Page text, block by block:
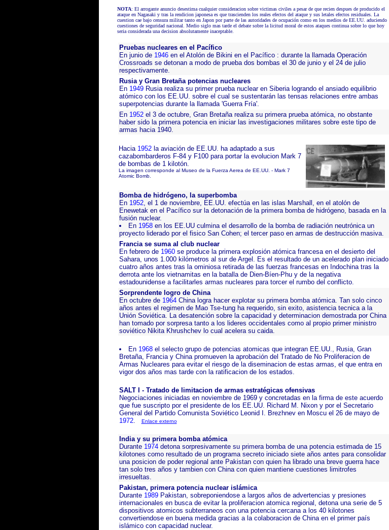
NOTA: El arrogante anuncio desestima cualquier consideracion sobre victimas civiles a pesar de que recien despues de producido el
ataque en Nagasaki y tras la rendicion japonesa es que trascienden los reales efectos del ataque y sus letales efectos residuales. La
cuestion cae bajo censura militar tanto en Japon por parte de las autoridades de ocupación como en los medios de EE.UU. aduciendo
cuestiones de seguridad nacional. Medio siglo mas tarde el debate sobre la licitud moral de estos ataques continua sobre lo que hoy
seria considerada una decision absolutamente inaceptable.
Pruebas nucleares en el Pacífico
En junio de 1946en el Atolón de Bikini en el Pacífico : durante la llamada Operación
Crossroads se detonan a modo de prueba dos bombas el 30 de junio y el 24 de julio
respectivamente.
Rusia y Gran Bretaña potencias nucleares
En 1949Rusia realiza su primer prueba nuclear en Siberia logrando el ansiado equilibrio
atómico con los EE.UU. sobre el cual se sustentarán las tensas relaciones entre ambas
superpotencias durante la llamada 'Guerra Fría'.
En 1952el 3 de octubre, Gran Bretaña realiza su primera prueba atómica, no obstante
haber sido la primera potencia en iniciar las investigaciones militares sobre este tipo de
armas hacia 1940.
Hacia 1952la aviación de EE.UU. ha adaptado a sus
cazabombarderos F-84 y F100 para portar la evolucion Mark 7
de bombas de 1 kilotón.
La imagen corresponde al Museo de la Fuerza Aerea de EE.UU. - Mark 7
Atomic Bomb.
Bomba de hidrógeno, la superbomba
En 1952, el 1 de noviembre, EE.UU. efectúa en las islas Marshall, en el atolón de
Enewetak en el Pacífico sur la detonación de la primera bomba de hidrógeno, basada en la
fusión nuclear.
En 1958en los EE.UU culmina el desarrollo de la bomba de radiación neutrónica un
proyecto liderado por el fisico San Cohen; el tercer paso en armas de destrucción masiva.
Francia se suma al club nuclear
En febrero de 1960se produce la primera explosión atómica francesa en el desierto del
Sahara, unos 1.000 kilómetros al sur de Argel. Es el resultado de un acelerado plan iniciado
cuatro años antes tras la ominiosa retirada de las fuerzas francesas en Indochina tras la
derrota ante los vietnamitas en la batalla de Dien-Bíen-Phu y de la negativa
estadounidense a facilitarles armas nucleares para torcer el rumbo del conflicto.
Sorprendente logro de China
En octubre de 1964China logra hacer explotar su primera bomba atómica. Tan solo cinco
años antes el regimen de Mao Tse-tung ha requerido, sin exito, asistencia tecnica a la
Unión Soviética. La desatención sobre la capacidad y determinacion demostrada por China
han tomado por sorpresa tanto a los lideres occidentales como al propio primer ministro
soviético Nikita Khrushchev lo cual acelera su caida.
En 1968 el selecto grupo de potencias atomicas que integran EE.UU., Rusia, Gran
Bretaña, Francia y China promueven la aprobación del Tratado de No Proliferacion de
Armas Nucleares para evitar el riesgo de la diseminacion de estas armas, el que entra en
vigor dos años mas tarde con la ratificacion de los estados.
SALT I - Tratado de limitacion de armas estratégicas ofensivas
Negociaciones iniciadas en noviembre de 1969 y concretadas en la firma de este acuerdo
que fue suscripto por el presidente de los EE.UU. Richard M. Nixon y por el Secretario
General del Partido Comunista Soviético Leonid I. Brezhnev en Moscu el 26 de mayo de
1972. Enlace externo
India y su primera bomba atómica
Durante 1974detona sorpresivamente su primera bomba de una potencia estimada de 15
kilotones como resultado de un programa secreto iniciado siete años antes para consolidar
una posicion de poder regional ante Pakistan con quien ha librado una breve guerra hace
tan solo tres años y tambien con China con quien mantiene cuestiones limitrofes
irresueltas.
Pakistan, primera potencia nuclear islámica
Durante 1989Pakistan, sobreponiendose a largos años de advertencias y presiones
internacionales en busca de evitar la proliferacion atomica regional, detona una serie de 5
dispositivos atomicos subterraneos con una potencia cercana a los 40 kilotones
convertiendose en buena medida gracias a la colaboracion de China en el primer país
islámico con capacidad nuclear.